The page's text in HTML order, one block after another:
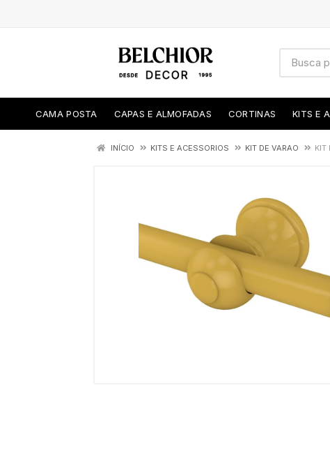
CAMA POSTA CAPAS E ALMOFADAS CORTINAS KITS E
INÍCIO KITS E ACESSORIOS KIT DE VARAO KIT